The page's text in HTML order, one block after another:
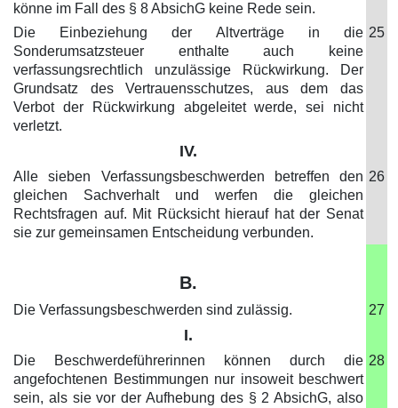
könne im Fall des § 8 AbsichG keine Rede sein.
Die Einbeziehung der Altverträge in die
Sonderumsatzsteuer enthalte auch keine
verfassungsrechtlich unzulässige Rückwirkung. Der
Grundsatz des Vertrauensschutzes, aus dem das
Verbot der Rückwirkung abgeleitet werde, sei nicht
verletzt.
25
IV.
Alle sieben Verfassungsbeschwerden betreffen den
gleichen Sachverhalt und werfen die gleichen
Rechtsfragen auf. Mit Rücksicht hierauf hat der Senat
sie zur gemeinsamen Entscheidung verbunden.
26
B.
Die Verfassungsbeschwerden sind zulässig. 27
I.
Die Beschwerdeführerinnen können durch die
angefochtenen Bestimmungen nur insoweit beschwert
sein, als sie vor der Aufhebung des § 2 AbsichG, also
28